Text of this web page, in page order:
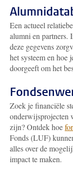
Een actueel
alumni en partners.
deze gegevens
het systeem en hoe
doorgeeft om het
Zoek je financiële
onderwijsprojecten
zijn? Ontdek hoe
Fonds (LUF)
alles over de
impact te maken.